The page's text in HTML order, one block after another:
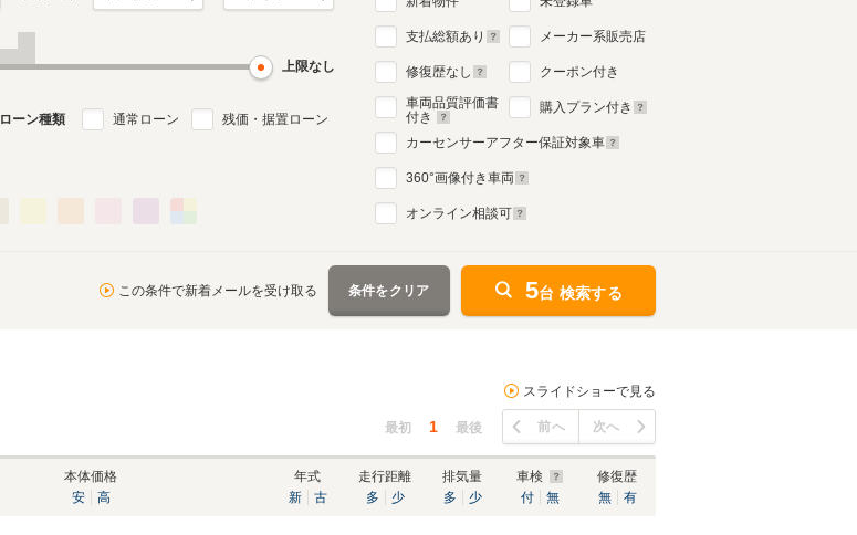
上限なし
ローン種類 通常ローン 残価・据置ローン
支払総額あり
修復歴なし
車両品質評価書
付き
メーカー系販売店
クーポン付き
購入プラン付き
カーセンサーアフター保証対象車
360°画像付き車両
オンライン相談可
この条件で新着メールを受け取る 条件をクリア 5台 検索する
スライドショーで見る
最初 1 最後 前へ 次へ
本体価格
安
高
年式
新
古
走行距離
多
少
排気量
多
少
車検
付
無
修復歴
無
有